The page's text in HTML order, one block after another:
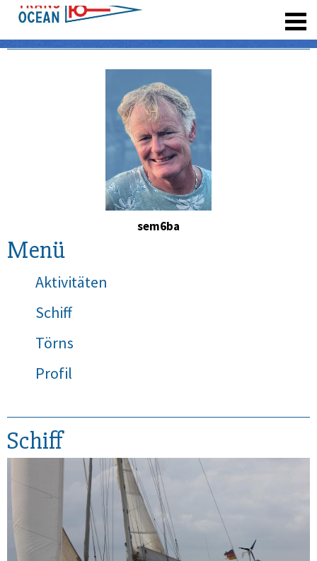
sem6ba
Menü
Aktivitäten
Schiff
Törns
Profil
Schiff